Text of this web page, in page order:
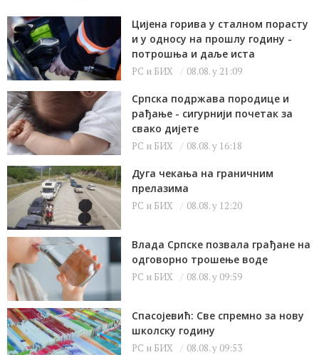
Цијена горива у сталном порасту
и у односу на прошлу годину -
потрошња и даље иста
РС и БИХ 08.08. у 21:09
Српска подржава породице и
рађање - сигурнији почетак за
свако дијете
РС и БИХ 08.08. у 16:18
Дуга чекања на граничним
прелазима
РС и БИХ 08.08. у 12:20
Влада Српске позвала грађане на
одговорно трошење воде
РС и БИХ 08.08. у 09:59
Спасојевић: Све спремно за нову
школску годину
РС и БИХ 08.08. у 09:53